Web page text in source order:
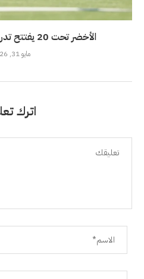
الأخضر تحت 20 يفتتح تدريباته في معسكر تركيا
مايو 31, 2026
اترك